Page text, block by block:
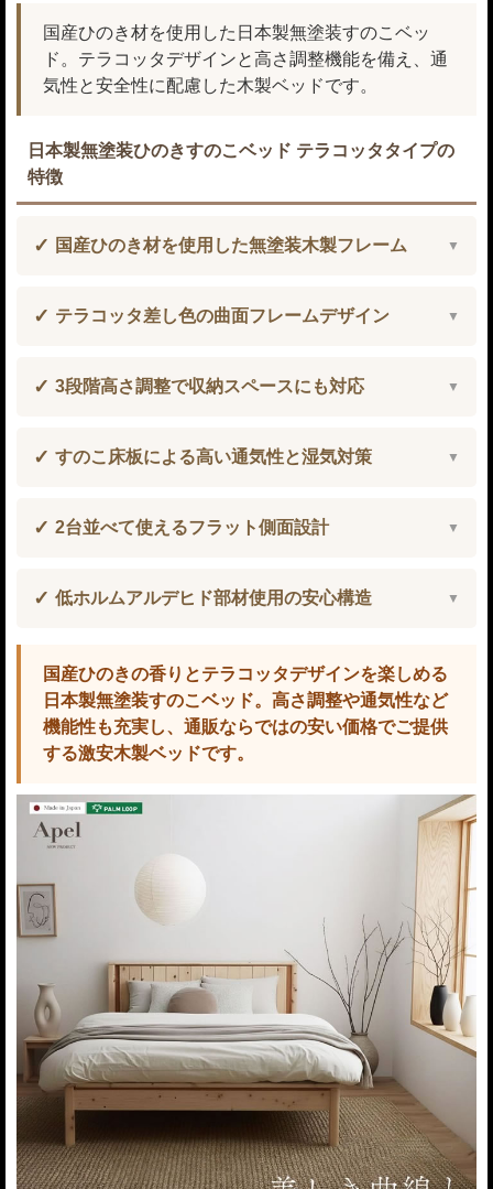
国産ひのき材を使用した日本製無塗装すのこベッ
ド。テラコッタデザインと高さ調整機能を備え、通
気性と安全性に配慮した木製ベッドです。
日本製無塗装ひのきすのこベッド テラコッタタイプの
特徴
国産ひのき材を使用した無塗装木製フレーム
テラコッタ差し色の曲面フレームデザイン
3段階高さ調整で収納スペースにも対応
すのこ床板による高い通気性と湿気対策
2台並べて使えるフラット側面設計
低ホルムアルデヒド部材使用の安心構造
国産ひのきの香りとテラコッタデザインを楽しめる
日本製無塗装すのこベッド。高さ調整や通気性など
機能性も充実し、通販ならではの安い価格でご提供
する激安木製ベッドです。